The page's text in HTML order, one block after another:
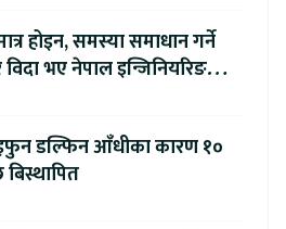
होइन, समस्या समाधान गर्ने
भए नेपाल इन्जिनियरिङ
डल्फिन आँधीका कारण १०